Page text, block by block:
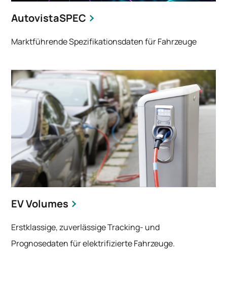
AutovistaSPEC
Marktführende Spezifikationsdaten für Fahrzeuge
EV Volumes
Erstklassige, zuverlässige Tracking- und
Prognosedaten für elektrifizierte Fahrzeuge.